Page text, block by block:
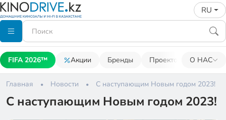
RU
FIFA 2026™ Акции Бренды Проекторы О НАС
Главная Новости C наступающим Новым годом 2023!
C наступающим Новым годом 2023!